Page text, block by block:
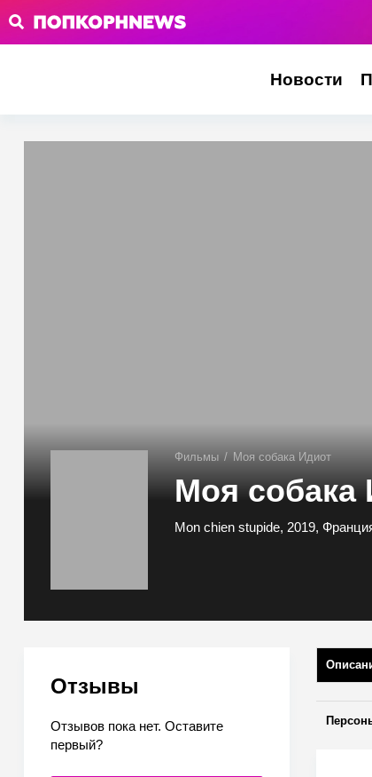
Новости
Фильмы / Моя собака Идиот
Моя собака
Mon chien stupide, 2019,
Отзывы
Отзывов пока нет. Оставите
первый?